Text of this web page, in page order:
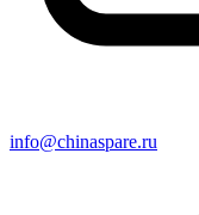
info@chinaspare.ru